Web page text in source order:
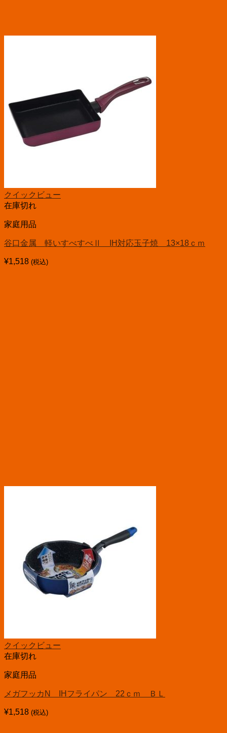
クイックビュー
在庫切れ
家庭用品
谷口金属 軽いすべすべⅡ IH対応玉子焼 13×18ｃｍ
¥1,518 (税込)
クイックビュー
在庫切れ
家庭用品
メガフッカN IHフライパン 22ｃｍ ＢＬ
¥1,518 (税込)